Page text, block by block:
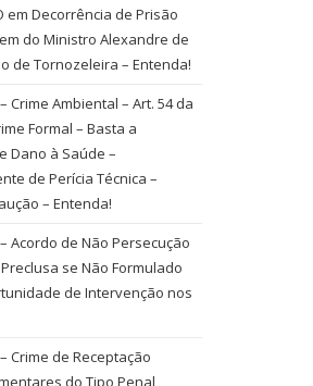
em Decorrência de Prisão
do Ministro Alexandre de
de Tornozeleira – Entenda!
– Crime Ambiental – Art. 54 da
Formal – Basta a
Dano à Saúde –
de Perícia Técnica –
– Entenda!
– Acordo de Não Persecução
se Não Formulado
de Intervenção nos
– Crime de Receptação
do Tipo Penal